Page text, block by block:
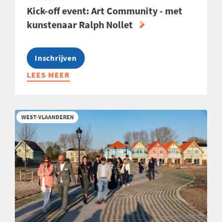
Kick-off event: Art Community - met
kunstenaar Ralph Nollet
Inschrijven
LEES MEER
ABOUT
EVENT:
ART
COMMUNITY
-
MET
KUNSTENAAR
RALPH
NOLLET
WEST-VLAANDEREN